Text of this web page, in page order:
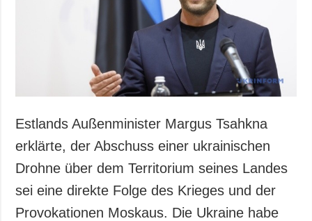
Kriminalität
Notstand und
ZUSÄTZLICH
Veröffentlichungen
Interview
Fotos
Video
LEISTUNGEN
Abonnement
Fotobank
Estlands Außenminister Margus Tsahkna
erklärte, der Abschuss einer ukrainischen
Drohne über dem Territorium seines Landes
sei eine direkte Folge des Krieges und der
Provokationen Moskaus. Die Ukraine habe